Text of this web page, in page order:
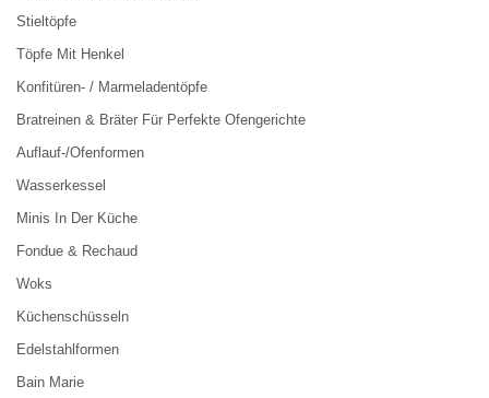
Stieltöpfe
Töpfe Mit Henkel
Konfitüren- / Marmeladentöpfe
Bratreinen & Bräter Für Perfekte Ofengerichte
Auflauf-/Ofenformen
Wasserkessel
Minis In Der Küche
Fondue & Rechaud
Woks
Küchenschüsseln
Edelstahlformen
Bain Marie